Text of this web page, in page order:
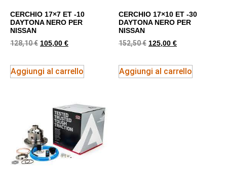
CERCHIO 17×7 ET -10
DAYTONA NERO PER
NISSAN
128,10€ 105,00 €
Aggiungi al carrello
CERCHIO 17×10 ET -30
DAYTONA NERO PER
NISSAN
152,50€ 125,00 €
Aggiungi al carrello